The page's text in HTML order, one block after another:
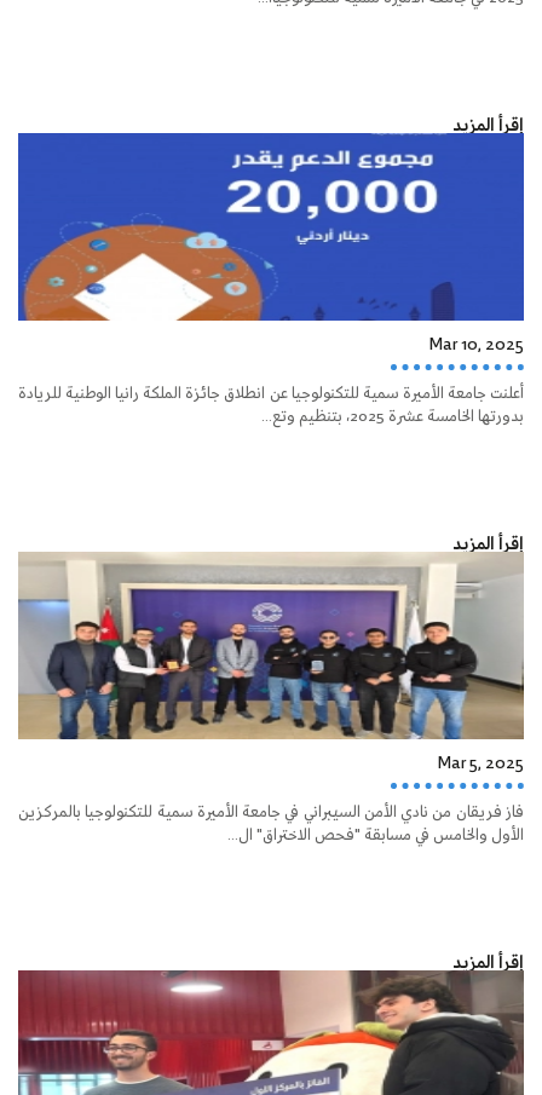
إقرأ المزيد
Mar 10, 2025
أعلنت جامعة الأميرة سمية للتكنولوجيا عن انطلاق جائزة الملكة رانيا الوطنية للريادة
بدورتها الخامسة عشرة 2025، بتنظيم وتع...
إقرأ المزيد
Mar 5, 2025
فاز فريقان من نادي الأمن السيبراني في جامعة الأميرة سمية للتكنولوجيا بالمركزين
الأول والخامس في مسابقة "فحص الاختراق" ال...
إقرأ المزيد